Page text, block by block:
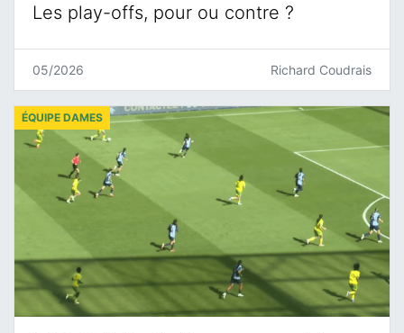
Les play-offs, pour ou contre ?
05/2026 Richard Coudrais
ÉQUIPE DAMES